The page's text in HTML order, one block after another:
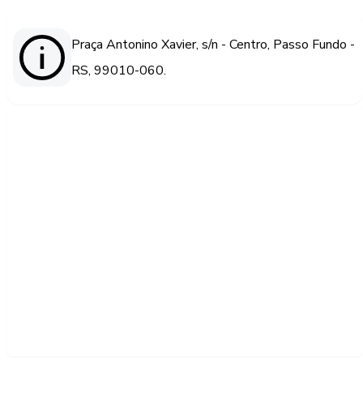
Praça Antonino Xavier, s/n - Centro, Passo Fundo -
RS, 99010-060.